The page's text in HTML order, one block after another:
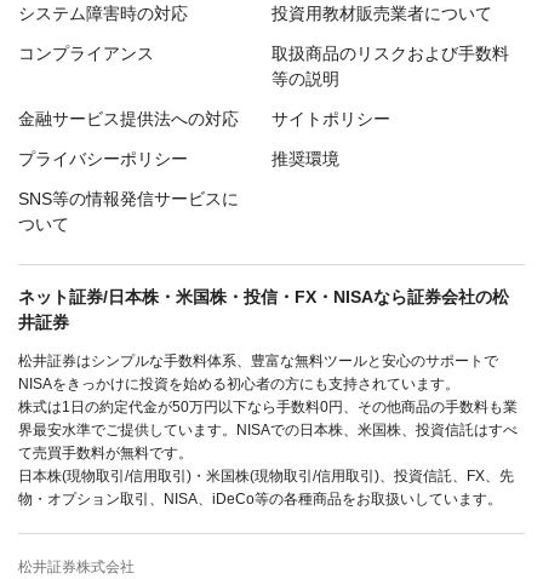
システム障害時の対応 投資用教材販売業者について
コンプライアンス
取扱商品のリスクおよび手数料
等の説明
金融サービス提供法への対応 サイトポリシー
プライバシーポリシー 推奨環境
SNS等の情報発信サービスに
ついて
ネット証券/日本株・米国株・投信・FX・NISAなら証券会社の松
井証券
松井証券はシンプルな手数料体系、豊富な無料ツールと安心のサポートで
NISAをきっかけに投資を始める初心者の方にも支持されています。
株式は1日の約定代金が50万円以下なら手数料0円、その他商品の手数料も業
界最安水準でご提供しています。NISAでの日本株、米国株、投資信託はすべ
て売買手数料が無料です。
日本株(現物取引/信用取引)・米国株(現物取引/信用取引)、投資信託、FX、先
物・オプション取引、NISA、iDeCo等の各種商品をお取扱いしています。
松井証券株式会社